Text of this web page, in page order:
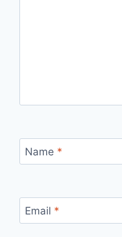
Name *
Email *